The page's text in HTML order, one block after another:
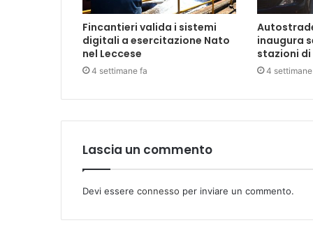
Fincantieri valida i sistemi
digitali a esercitazione Nato
nel Leccese
4 settimane fa
inaugura
stazioni
4
Lascia un commento
Devi essere connesso per inviare un commento.